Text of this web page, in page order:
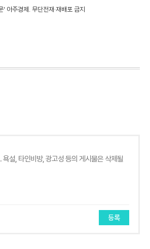
아주경제. 무단전재·재배포 금지
등록